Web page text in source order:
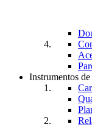
Instrumentos de